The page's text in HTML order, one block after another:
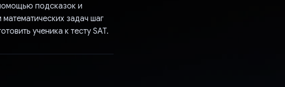
подсказок и
задач шаг
ученика к тесту SAT.